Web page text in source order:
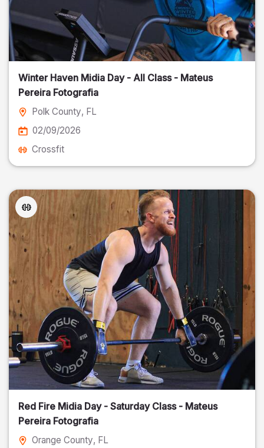
Winter Haven Midia Day - All Class - Mateus
Pereira Fotografia
Polk County, FL
02/09/2026
Crossfit
Red Fire Midia Day - Saturday Class - Mateus
Pereira Fotografia
Orange County, FL